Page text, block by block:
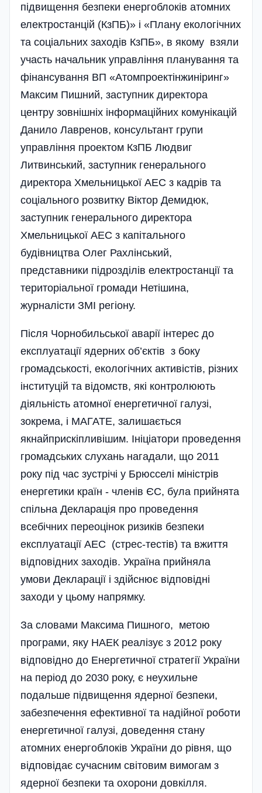
підвищення безпеки енер­гоблоків атомних
електростанцій (КзПБ)» і «Плану екологічних
та соціальних заходів КзПБ», в якому взяли
участь начальник управління планування та
фінансування ВП «Атомпроект­інжиніринг»
Максим Пиш­н­ий, заступник директора
центру зов­нішніх інформаційних комунікацій
Данило Лавренов, консультант групи
управління проектом КзПБ Людвиг
Литвинський, заступник генерального
директора Хмельницької АЕС з кадрів та
соці­ального розвитку Віктор Демидюк,
заступник генерального директора
Хмельницької АЕС з капітального
будівництва Олег Рахлінський,
представники підрозділів електростанції та
територіальної громади Нетішина,
журналісти ЗМІ регіону.
Після Чорнобильської аварії інтерес до
експлуатації ядерних об’єктів з боку
громадськості, екологічних активістів, різних
інституцій та відомств, які контролюють
діяльність атомної енергетичної галузі,
зокрема, і МАГАТЕ, залиша­ється
якнайприскіпливішим. Ініціатори проведення
громадських слухань нагадали, що 2011
року під час зустрічі у Брюсселі міністрів
енергетики країн - членів ЄС, була прийнята
спільна Декларація про проведення
всебічних переоцінок ризиків безпеки
експлуатації АЕС (стрес-тестів) та вжиття
відповідних заходів. Україна прийняла
умови Декларації і здійснює відповідні
заход­и у цьому напрямку.
За словами Максима Пишного, метою
програми, яку НАЕК реалізує з 2012 року
відповідно до Енергетичної стратегії України
на період до 2030 року, є неухильне
подальше підвищення ядерної безпеки,
забезпечення ефективної та надій­ної роботи
енергетичної галузі, доведення стану
атомних енергобло­ків України до рівня, що
відповідає сучасним світовим вимогам з
ядерної безпеки та охорони довкілля.